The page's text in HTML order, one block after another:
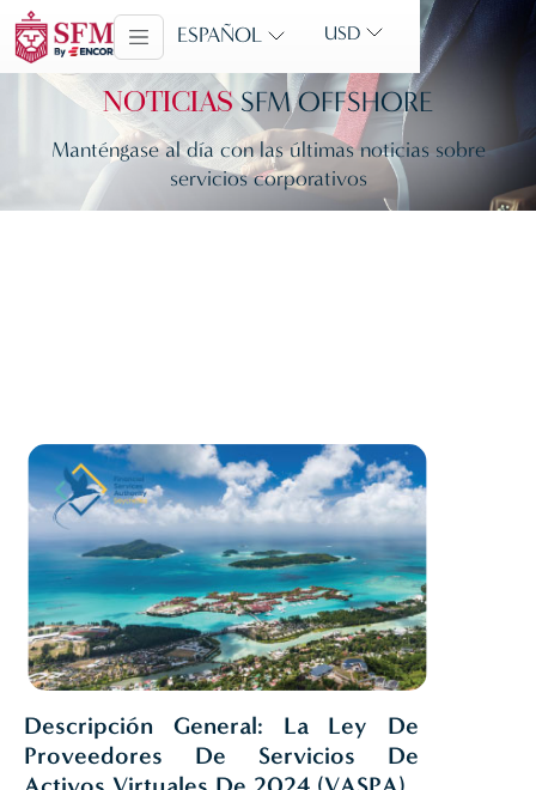
ESPAÑOL USD
NOTICIASSFM OFFSHORE
Manténgase al día con las últimas noticias sobre
servicios corporativos
Descripción General: La Ley De
Proveedores De Servicios De